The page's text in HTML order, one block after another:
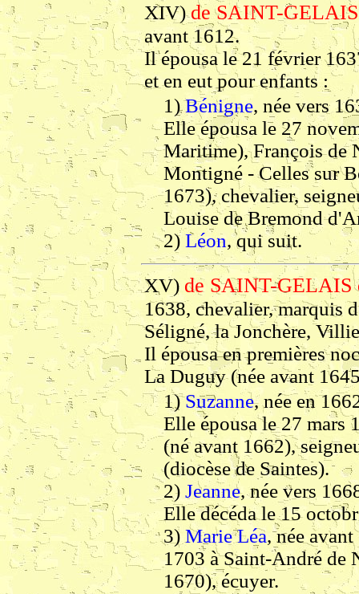
XIV)de SAINT-
avant 1612.
Il épousa le 21 février
et en eut pour enfants :
1)Bénigne, née vers
Elle épousa le 27
Maritime), François de
Montigné - Celles sur
1673), chevalier,
Louise de Bremond
2)Léon, qui suit.
XV) de SAINT-
1638, chevalier, marquis
Séligné, la Jonchère,
Il épousa en premières
La Duguy (née avant
1)Suzanne, née en
Elle épousa le 27 mars
(né avant 1662),
(diocèse de Saintes).
2) Jeanne, née vers
Elle décéda le 15
3) Marie Léa, née
1703 à Saint-André de
1670), écuyer.